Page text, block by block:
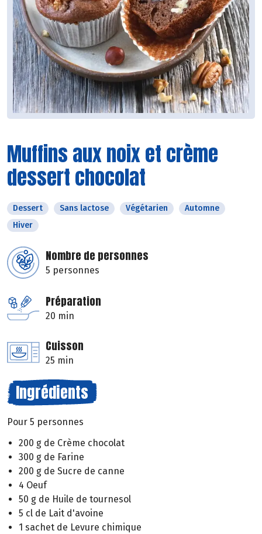
Muffins aux noix et crème
dessert chocolat
Dessert Sans lactose Végétarien
Automne
Hiver
Nombre de personnes
5 personnes
Préparation
20 min
Cuisson
25 min
Ingrédients
Pour 5 personnes
200 g de Crème chocolat
300 g de Farine
200 g de Sucre de canne
4 Oeuf
50 g de Huile de tournesol
5 cl de Lait d'avoine
1 sachet de Levure chimique